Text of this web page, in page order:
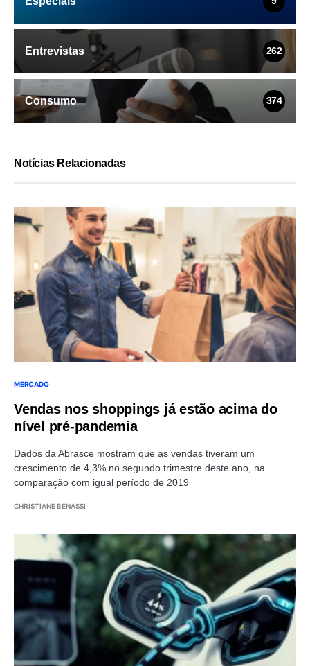
Entrevistas 262
Consumo 374
Notícias Relacionadas
MERCADO
Vendas nos shoppings já estão acima do
nível pré-pandemia
Dados da Abrasce mostram que as vendas tiveram um
crescimento de 4,3% no segundo trimestre deste ano, na
comparação com igual período de 2019
CHRISTIANE BENASSI